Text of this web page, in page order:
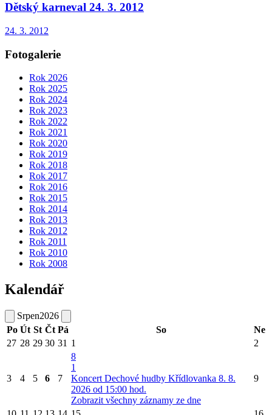
Dětský karneval 24. 3. 2012
24. 3. 2012
Fotogalerie
Rok 2026
Rok 2025
Rok 2024
Rok 2023
Rok 2022
Rok 2021
Rok 2020
Rok 2019
Rok 2018
Rok 2017
Rok 2016
Rok 2015
Rok 2014
Rok 2013
Rok 2012
Rok 2011
Rok 2010
Rok 2008
Kalendář
Srpen2026
Po Út St Čt Pá So
Ne
27 28 29 30 31 1 2
3 4 5 6 7
8
1
Koncert Dechové hudby Křídlovanka 8. 8.
2026 od 15:00 hod.
Zobrazit všechny záznamy ze dne
9